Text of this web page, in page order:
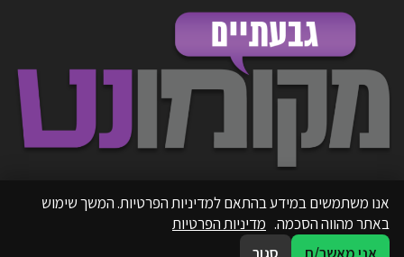
אנו משתמשים במידע בהתאם למדיניות הפרטיות. המשך שימוש
באתר מהווה הסכמה. מדיניות הפרטיות